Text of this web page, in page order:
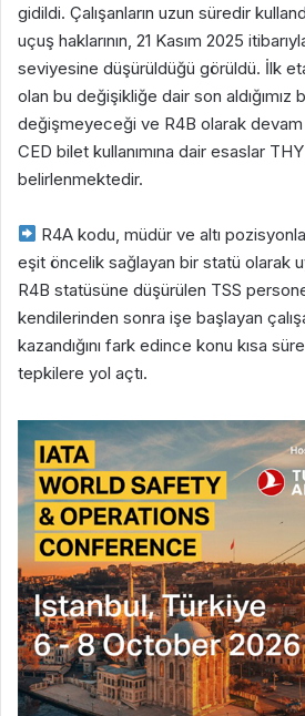
gidildi. Çalışanların uzun süredir
uçuş haklarının, 21 Kasım 2025
seviyesine düşürüldüğü görüldü. İlk
olan bu değişikliğe dair son
değişmeyeceği ve R4B olarak devam
CED bilet kullanımına dair esaslar
belirlenmektedir.
R4A kodu, müdür ve altı
eşit öncelik sağlayan bir statü olarak
R4B statüsüne düşürülen TSS
kendilerinden sonra işe başlayan
kazandığını fark edince konu kısa
tepkilere yol açtı.